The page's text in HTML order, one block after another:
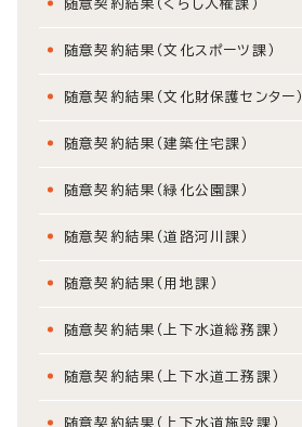
随意契約結果（くらし人権課）
随意契約結果（文化スポーツ課）
随意契約結果（文化財保護センター）
随意契約結果（建築住宅課）
随意契約結果（緑化公園課）
随意契約結果（道路河川課）
随意契約結果（用地課）
随意契約結果（上下水道総務課）
随意契約結果（上下水道工務課）
随意契約結果（上下水道施設課）